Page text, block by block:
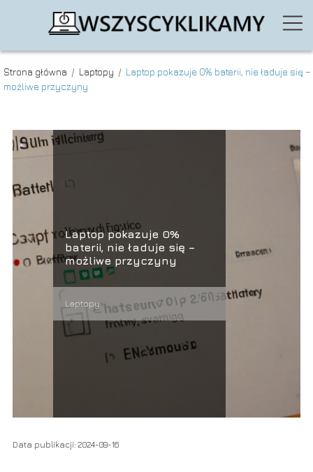
Strona główna / Laptopy / Laptop pokazuje 0% baterii, nie ładuje się –
możliwe przyczyny
Laptop pokazuje 0%
baterii, nie ładuje się –
możliwe przyczyny
Laptopy
Data publikacji: 2024-09-16